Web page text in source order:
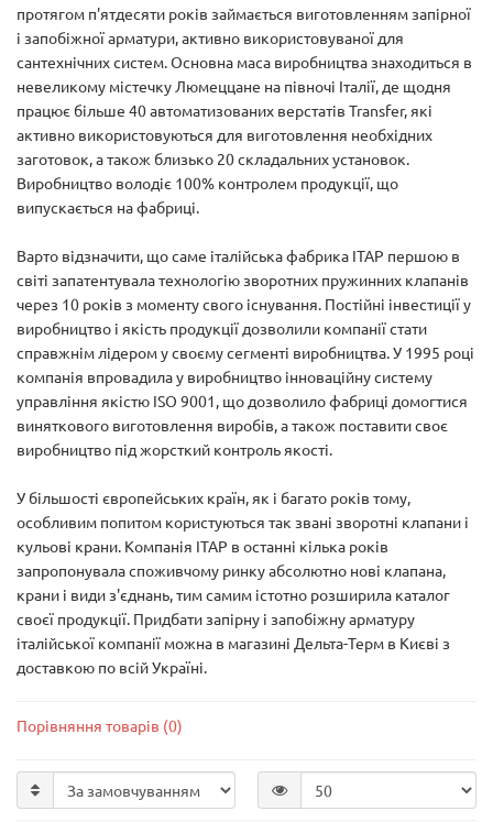
протягом п'ятдесяти років займається виготовленням запірної
і запобіжної арматури, активно використовуваної для
сантехнічних систем. Основна маса виробництва знаходиться в
невеликому містечку Люмеццане на півночі Італії, де щодня
працює більше 40 автоматизованих верстатів Transfer, які
активно використовуються для виготовлення необхідних
заготовок, а також близько 20 складальних установок.
Виробництво володіє 100% контролем продукції, що
випускається на фабриці.
Варто відзначити, що саме італійська фабрика ITAP першою в
світі запатентувала технологію зворотних пружинних клапанів
через 10 років з моменту свого існування. Постійні інвестиції у
виробництво і якість продукції дозволили компанії стати
справжнім лідером у своєму сегменті виробництва. У 1995 році
компанія впровадила у виробництво інноваційну систему
управління якістю ISO 9001, що дозволило фабриці домогтися
виняткового виготовлення виробів, а також поставити своє
виробництво під жорсткий контроль якості.
У більшості європейських країн, як і багато років тому,
особливим попитом користуються так звані зворотні клапани і
кульові крани. Компанія ITAP в останні кілька років
запропонувала споживчому ринку абсолютно нові клапана,
крани і види з'єднань, тим самим істотно розширила каталог
своєї продукції. Придбати запірну і запобіжну арматуру
італійської компанії можна в магазині Дельта-Терм в Києві з
доставкою по всій Україні.
Порівняння товарів (0)